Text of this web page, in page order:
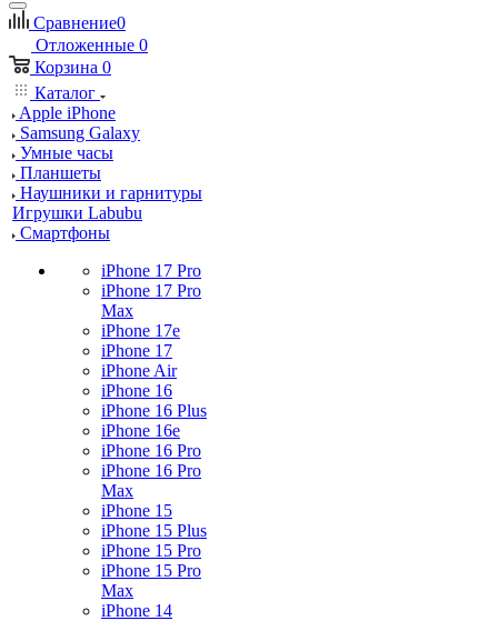
Сравнение0
Отложенные 0
Корзина 0
Каталог
Apple iPhone
Samsung Galaxy
Умные часы
Планшеты
Наушники и гарнитуры
Игрушки Labubu
Смартфоны
iPhone 17 Pro
iPhone 17 Pro
Max
iPhone 17e
iPhone 17
iPhone Air
iPhone 16
iPhone 16 Plus
iPhone 16e
iPhone 16 Pro
iPhone 16 Pro
Max
iPhone 15
iPhone 15 Plus
iPhone 15 Pro
iPhone 15 Pro
Max
iPhone 14